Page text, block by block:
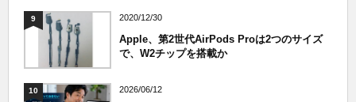
9 2020/12/30
Apple、第2世代AirPods Proは2つのサイズ
で、W2チップを搭載か
10 2026/06/12